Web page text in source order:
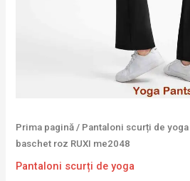
Prima pagină / Pantaloni scurți de yoga
baschet roz RUXI me2048
Pantaloni scurți de yoga